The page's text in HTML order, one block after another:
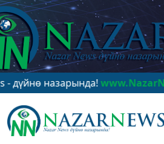
назарында!www.NazarNews.kg